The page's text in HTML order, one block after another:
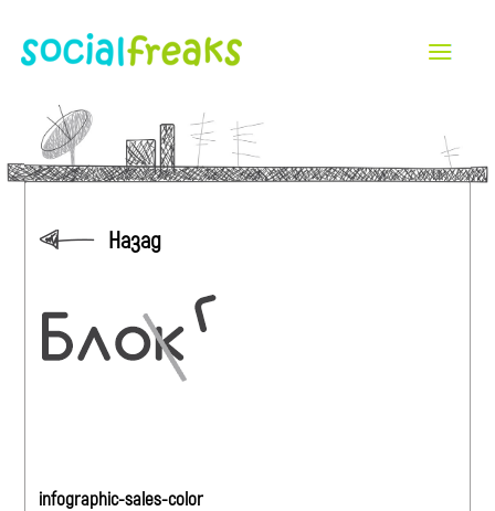
Назад
infographic-sales-color